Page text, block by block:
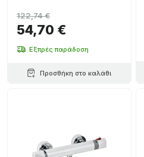
54,70 €
122,74 €
Εξπρές παράδοση
Προσθήκη στο καλάθι